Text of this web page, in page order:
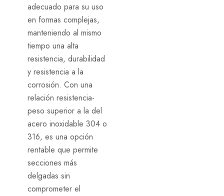
adecuado para su uso
en formas complejas,
manteniendo al mismo
tiempo una alta
resistencia, durabilidad
y resistencia a la
corrosión. Con una
relación resistencia-
peso superior a la del
acero inoxidable 304 o
316, es una opción
rentable que permite
secciones más
delgadas sin
comprometer el